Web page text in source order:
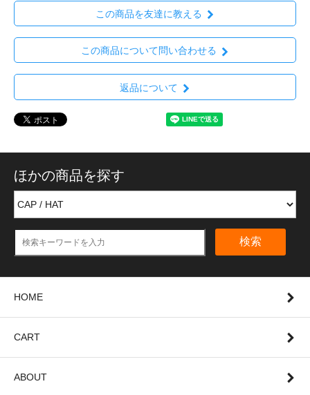
この商品を友達に教える
この商品について問い合わせる
返品について
ほかの商品を探す
検索
HOME
CART
ABOUT